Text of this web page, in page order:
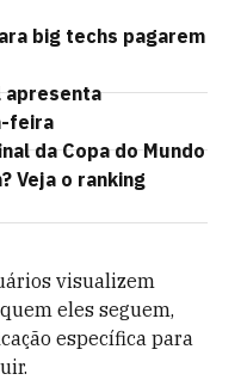
big techs pagarem
apresenta
feira
da Copa do Mundo
Veja o ranking
visualizem
eles seguem,
específica para